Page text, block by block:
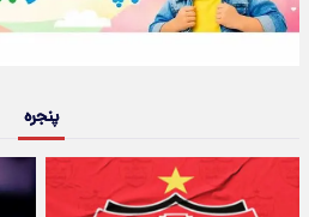
پنجره